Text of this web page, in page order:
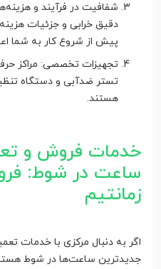
شفافیت در فرآیند و
دقیق خرابی و جزئیات
پیش از شروع کار به شما
تجهیزات تخصصی: مراکز
تستر ضدآبی و دستگاه
هستند.
خدمات فروش و
ساعت در شوط:
زمانتیم
اگر به دنبال مرکزی با خدمات
جدیدترین ساعت‌ها در شوط